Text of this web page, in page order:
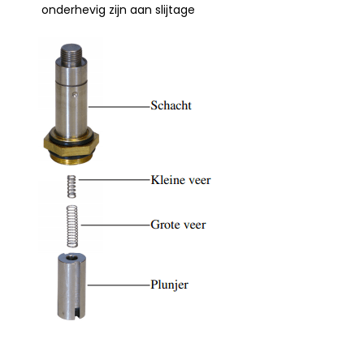
onderhevig zijn aan slijtage